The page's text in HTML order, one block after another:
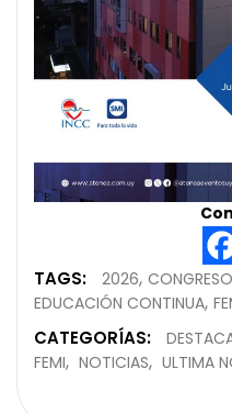
TAGS: 2026
EDUCACIÓN CONTINUA
CATEGORÍAS:
FEMI
NOTICIAS ULTIMA